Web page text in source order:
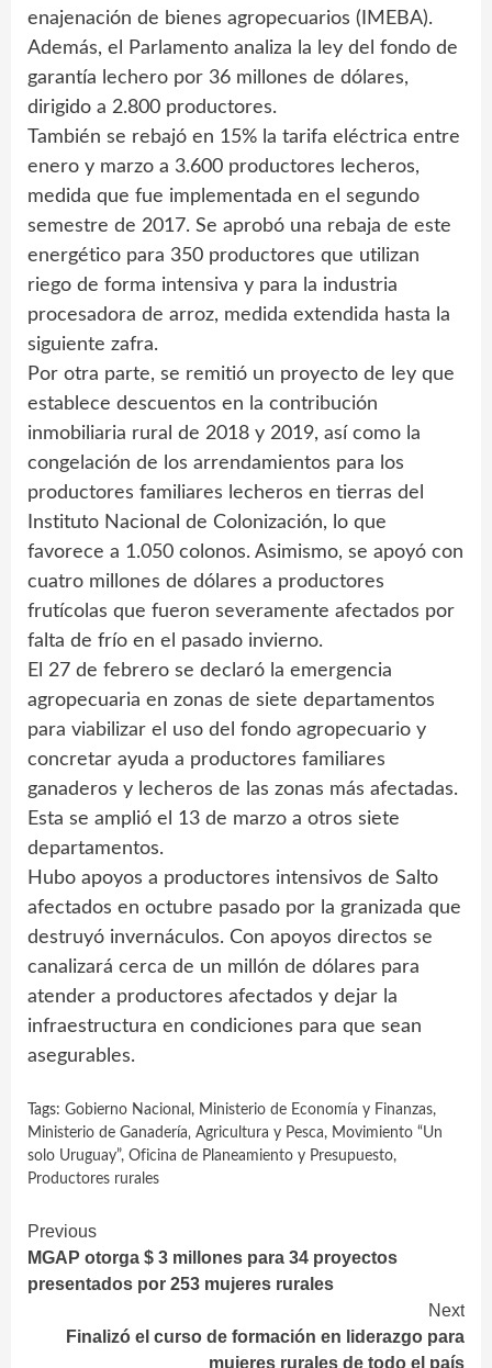
enajenación de bienes agropecuarios (IMEBA).
Además, el Parlamento analiza la ley del fondo de
garantía lechero por 36 millones de dólares,
dirigido a 2.800 productores.
También se rebajó en 15% la tarifa eléctrica entre
enero y marzo a 3.600 productores lecheros,
medida que fue implementada en el segundo
semestre de 2017. Se aprobó una rebaja de este
energético para 350 productores que utilizan
riego de forma intensiva y para la industria
procesadora de arroz, medida extendida hasta la
siguiente zafra.
Por otra parte, se remitió un proyecto de ley que
establece descuentos en la contribución
inmobiliaria rural de 2018 y 2019, así como la
congelación de los arrendamientos para los
productores familiares lecheros en tierras del
Instituto Nacional de Colonización, lo que
favorece a 1.050 colonos. Asimismo, se apoyó con
cuatro millones de dólares a productores
frutícolas que fueron severamente afectados por
falta de frío en el pasado invierno.
El 27 de febrero se declaró la emergencia
agropecuaria en zonas de siete departamentos
para viabilizar el uso del fondo agropecuario y
concretar ayuda a productores familiares
ganaderos y lecheros de las zonas más afectadas.
Esta se amplió el 13 de marzo a otros siete
departamentos.
Hubo apoyos a productores intensivos de Salto
afectados en octubre pasado por la granizada que
destruyó invernáculos. Con apoyos directos se
canalizará cerca de un millón de dólares para
atender a productores afectados y dejar la
infraestructura en condiciones para que sean
asegurables.
Tags: Gobierno Nacional , Ministerio de Economía y Finanzas,
Ministerio de Ganadería‚ Agricultura y Pesca, Movimiento “Un
solo Uruguay”, Oficina de Planeamiento y Presupuesto,
Productores rurales
Continue
Reading
Previous
MGAP otorga $ 3 millones para 34 proyectos
presentados por 253 mujeres rurales
Next
Finalizó el curso de formación en liderazgo para
mujeres rurales de todo el país